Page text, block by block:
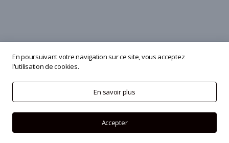
En poursuivant votre navigation sur ce site, vous acceptez
l'utilisation de cookies.
En savoir plus
Accepter